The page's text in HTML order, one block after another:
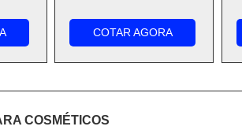
COTAR AGORA
COSMÉTICOS